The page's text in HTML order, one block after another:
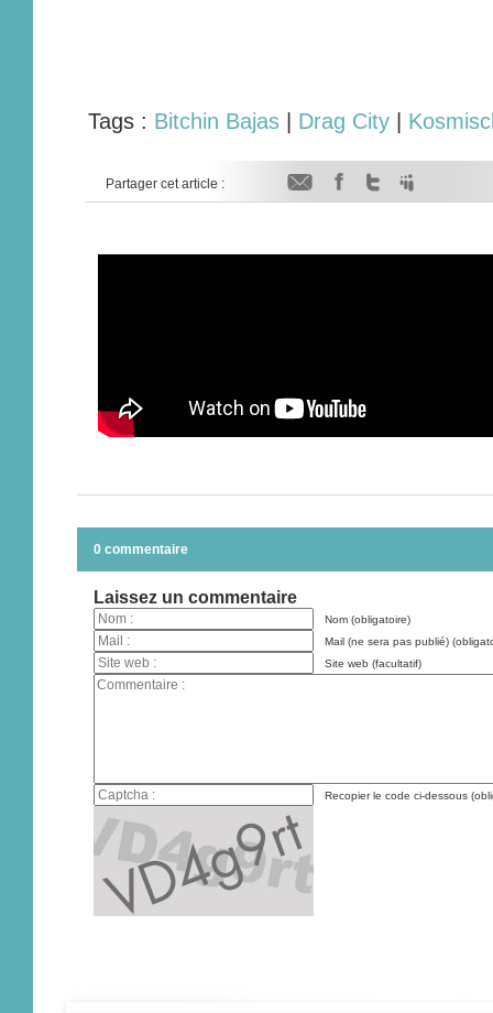
Tags : Bitchin Bajas| Drag City|
Partager cet article :
0 commentaire
Laissez un commentaire
Nom (obligatoire)
Mail (ne sera pas publié)
Site web (facultatif)
Recopier le code ci-dessous